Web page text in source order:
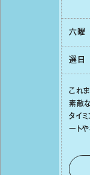
六曜
選日
これ
素敵
タイ
ート
せに
踏み